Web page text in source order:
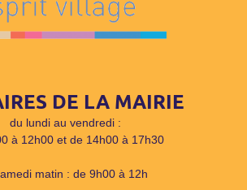
DE LA MAIRIE
du lundi au vendredi :
à 12h00 et de 14h00 à 17h30
matin : de 9h00 à 12h